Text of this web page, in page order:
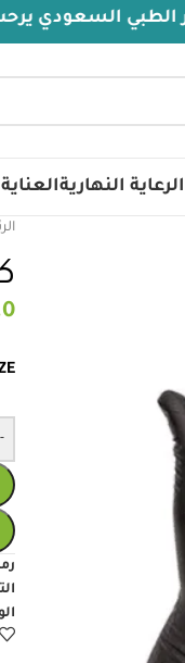
يرحب بالساده
الرعاية النهارية
-